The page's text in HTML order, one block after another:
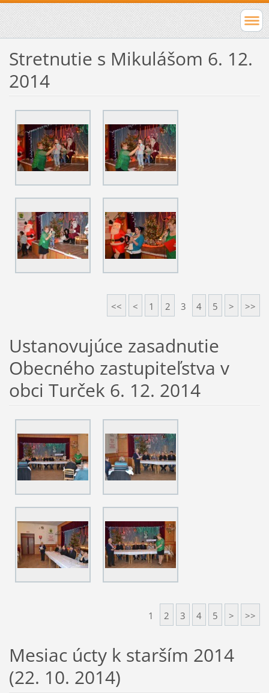
Stretnutie s Mikulášom 6. 12.
2014
<< < 1 2 3 4 5 > >>
Ustanovujúce zasadnutie
Obecného zastupiteľstva v
obci Turček 6. 12. 2014
1 2 3 4 5 > >>
Mesiac úcty k starším 2014
(22. 10. 2014)